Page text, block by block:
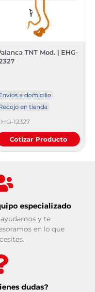
TNT Mod. | EHG-
a domicilio
en tienda
12327
Cotizar Producto
especializado
ayudamos y te
en lo que
dudas?